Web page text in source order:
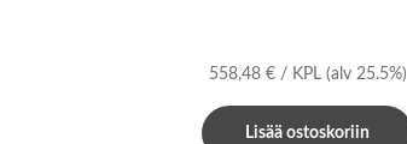
558,48 €/ KPL (alv 25.5%)
Lisää ostoskoriin